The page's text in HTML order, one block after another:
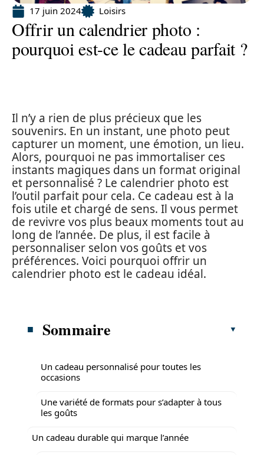
17 juin 2024 Loisirs
Offrir un calendrier photo :
pourquoi est-ce le cadeau parfait ?
Il n’y a rien de plus précieux que les
souvenirs. En un instant, une photo peut
capturer un moment, une émotion, un lieu.
Alors, pourquoi ne pas immortaliser ces
instants magiques dans un format original
et personnalisé ? Le calendrier photo est
l’outil parfait pour cela. Ce cadeau est à la
fois utile et chargé de sens. Il vous permet
de revivre vos plus beaux moments tout au
long de l’année. De plus, il est facile à
personnaliser selon vos goûts et vos
préférences. Voici pourquoi offrir un
calendrier photo est le cadeau idéal.
Sommaire
Un cadeau personnalisé pour toutes les
occasions
Une variété de formats pour s’adapter à tous
les goûts
Un cadeau durable qui marque l’année